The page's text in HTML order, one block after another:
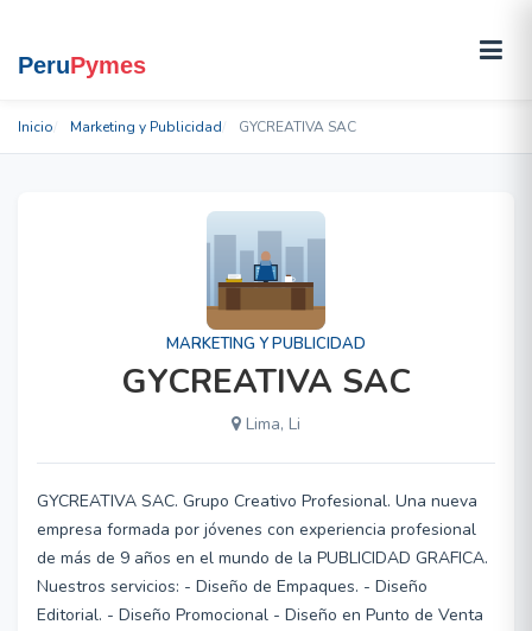
Inicio Marketing y Publicidad GYCREATIVA SAC
MARKETING Y PUBLICIDAD
GYCREATIVA SAC
Lima, Li
GYCREATIVA SAC. Grupo Creativo Profesional. Una nueva
empresa formada por jóvenes con experiencia profesional
de más de 9 años en el mundo de la PUBLICIDAD GRAFICA.
Nuestros servicios: - Diseño de Empaques. - Diseño
Editorial. - Diseño Promocional - Diseño en Punto de Venta